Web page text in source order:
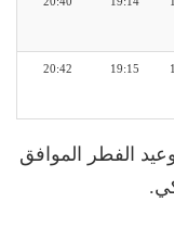
19:15
20:42
الفطر الموافق